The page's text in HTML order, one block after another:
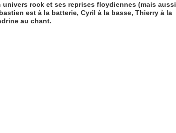
univers rock et ses reprises floydiennes (mais aussi
est à la batterie, Cyril à la basse, Thierry à la
au chant.